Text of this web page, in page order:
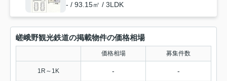
- / 93.15㎡ / 3LDK
嵯峨野観光鉄道の掲載物件の価格相場
価格相場 募集件数
1R～1K - -